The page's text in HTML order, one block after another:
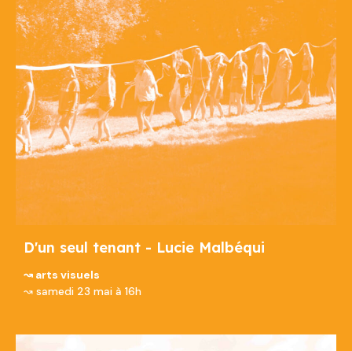
D'un seul tenant - Lucie Malbéqui
↝ arts visuels
↝ samedi 23 mai à 16h